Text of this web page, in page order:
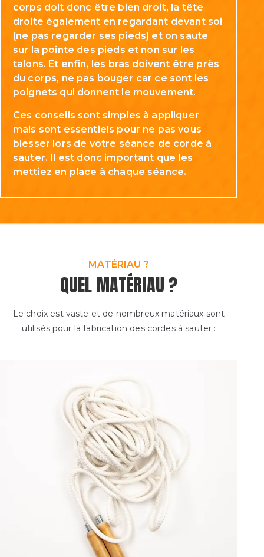
corps doit donc être bien droit, la tête
droite également en regardant devant soi
(ne pas regarder ses pieds) et on saute
sur la pointe des pieds et non sur les
talons. Et enfin, les bras doivent être près
du corps, ne pas bouger car ce sont les
poignets qui donnent le mouvement.
Ces conseils sont simples à appliquer
mais sont essentiels pour ne pas vous
blesser lors de votre séance de corde à
sauter. Il est donc important que les
mettiez en place à chaque séance.
MATÉRIAU ?
QUEL MATÉRIAU ?
Le choix est vaste et de nombreux matériaux sont
utilisés pour la fabrication des cordes à sauter :